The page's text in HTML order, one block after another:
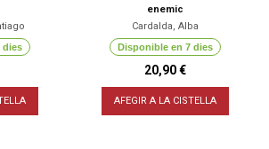
dies
enemic
Cardalda, Alba
Disponible en 7 dies
20,90 €
AFEGIR A LA CISTELLA